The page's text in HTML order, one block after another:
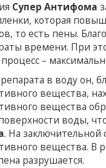
Супер Антифома
которая
то есть пены.
времени. При
процесс –
в воду он,
вещества,
вещества
воды,
. На заключительной
вещества. В
разрушается.